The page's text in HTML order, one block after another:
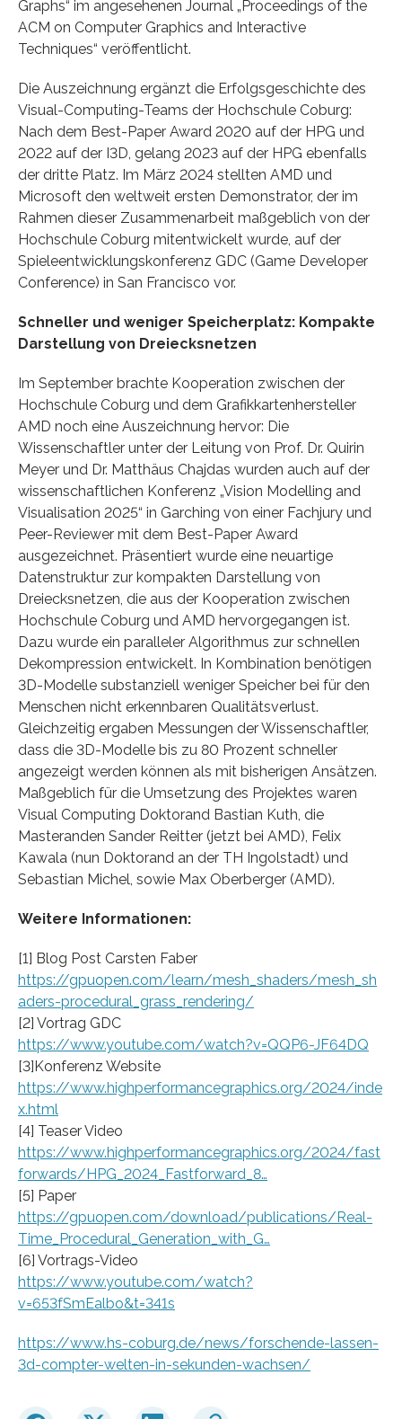
Graphs“ im angesehenen Journal „Proceedings of the
ACM on Computer Graphics and Interactive
Techniques“ veröffentlicht.
Die Auszeichnung ergänzt die Erfolgsgeschichte des
Visual-Computing-Teams der Hochschule Coburg:
Nach dem Best-Paper Award 2020 auf der HPG und
2022 auf der I3D, gelang 2023 auf der HPG ebenfalls
der dritte Platz. Im März 2024 stellten AMD und
Microsoft den weltweit ersten Demonstrator, der im
Rahmen dieser Zusammenarbeit maßgeblich von der
Hochschule Coburg mitentwickelt wurde, auf der
Spieleentwicklungskonferenz GDC (Game Developer
Conference) in San Francisco vor.
Schneller und weniger Speicherplatz: Kompakte
Darstellung von Dreiecksnetzen
Im September brachte Kooperation zwischen der
Hochschule Coburg und dem Grafikkartenhersteller
AMD noch eine Auszeichnung hervor: Die
Wissenschaftler unter der Leitung von Prof. Dr. Quirin
Meyer und Dr. Matthäus Chajdas wurden auch auf der
wissenschaftlichen Konferenz „Vision Modelling and
Visualisation 2025“ in Garching von einer Fachjury und
Peer-Reviewer mit dem Best-Paper Award
ausgezeichnet. Präsentiert wurde eine neuartige
Datenstruktur zur kompakten Darstellung von
Dreiecksnetzen, die aus der Kooperation zwischen
Hochschule Coburg und AMD hervorgegangen ist.
Dazu wurde ein paralleler Algorithmus zur schnellen
Dekompression entwickelt. In Kombination benötigen
3D-Modelle substanziell weniger Speicher bei für den
Menschen nicht erkennbaren Qualitätsverlust.
Gleichzeitig ergaben Messungen der Wissenschaftler,
dass die 3D-Modelle bis zu 80 Prozent schneller
angezeigt werden können als mit bisherigen Ansätzen.
Maßgeblich für die Umsetzung des Projektes waren
Visual Computing Doktorand Bastian Kuth, die
Masteranden Sander Reitter (jetzt bei AMD), Felix
Kawala (nun Doktorand an der TH Ingolstadt) und
Sebastian Michel, sowie Max Oberberger (AMD).
Weitere Informationen:
[1] Blog Post Carsten Faber
https://gpuopen.com/learn/mesh_shaders/mesh_sh
aders-procedural_grass_rendering/
[2] Vortrag GDC
https://www.youtube.com/watch?v=QQP6-JF64DQ
[3]Konferenz Website
https://www.highperformancegraphics.org/2024/inde
x.html
[4] Teaser Video
https://www.highperformancegraphics.org/2024/fast
forwards/HPG_2024_Fastforward_8…
[5] Paper
https://gpuopen.com/download/publications/Real-
Time_Procedural_Generation_with_G…
[6] Vortrags-Video
https://www.youtube.com/watch?
v=653fSmEalbo&t=341s
https://www.hs-coburg.de/news/forschende-lassen-
3d-compter-welten-in-sekunden-wachsen/